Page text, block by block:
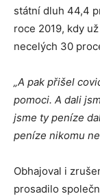
státní dluh 44,4
roce 2019, kdy
necelých 30
„A pak přišel
pomoci. A dali
jsme ty peníze
peníze nikomu
Obhajoval i
prosadilo